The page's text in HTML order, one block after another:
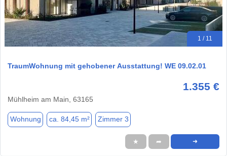
1 / 11
TraumWohnung mit gehobener Ausstattung! WE 09.02.01
1.355 €
Mühlheim am Main, 63165
Wohnung ca. 84,45 m² Zimmer 3
★ ➦ ➜